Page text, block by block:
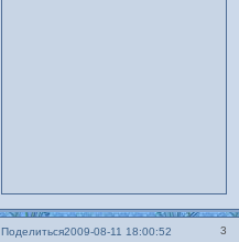
Поделиться 3
2009-08-11 18:00:52